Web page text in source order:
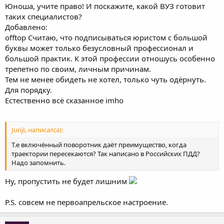
Юноша, учите право! И поскажите, какой ВУЗ готовит
таких специалистов?
Добавлено:
offtop Считаю, что подписываться юристом с большой
буквы может только безусловный профессионал и
большой практик. К этой профессии отношусь особенно
трепетно по своим, личным причинам.
Тем не менее обидеть не хотел, только чуть одёрнуть.
Для порядку.
Естественно всё сказанное imho
JurijL написал(а):
Т.е включённый поворотник даёт преимущество, когда
траектории пересекаются? Так написано в Российских ПДД?
Надо запомнить.
Ну, пропустить не будет лишним
P.S. совсем не первоапрельское настроение.